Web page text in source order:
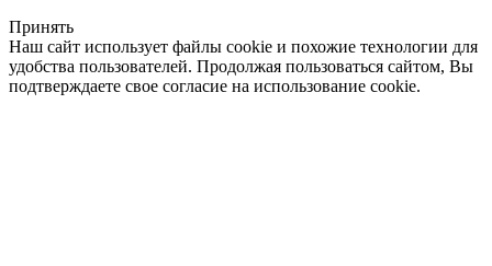
Принять
Наш сайт использует файлы cookie и похожие технологии для
удобства пользователей. Продолжая пользоваться сайтом, Вы
подтверждаете свое согласие на использование cookie.